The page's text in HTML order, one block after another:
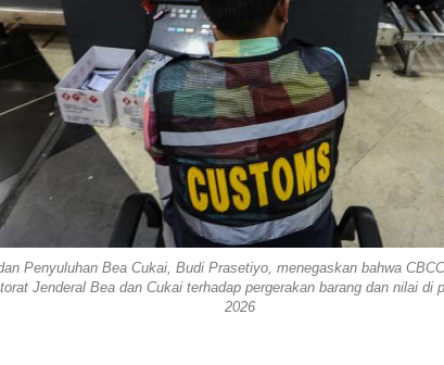
Penyuluhan Bea Cukai, Budi Prasetiyo, menegaskan bahwa
Jenderal Bea dan Cukai terhadap pergerakan barang dan nilai di
2026